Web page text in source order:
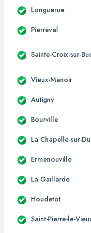
Longuerue
Pierreval
Sainte-Croix-sur-
Vieux-Manoir
Autigny
Bourville
La Chapelle-sur-
Ermenouville
La Gaillarde
Houdetot
Saint-Pierre-le-